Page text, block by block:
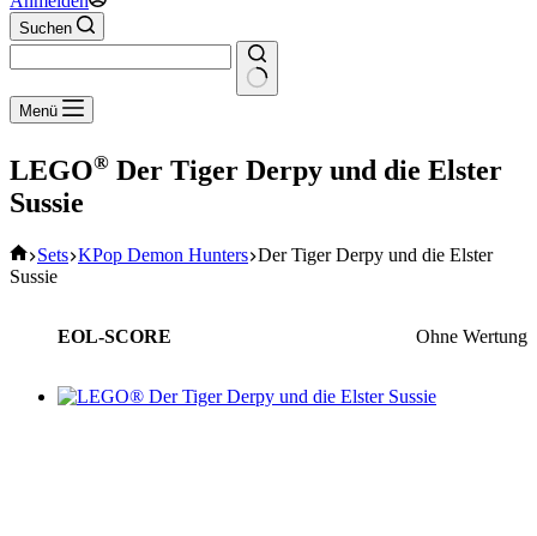
Suchen
Keine
Ergebnisse
Menü
LEGO® Der Tiger Derpy und die Elster
Sussie
Start
Sets KPop Demon Hunters Der Tiger Derpy und die Elster
Sussie
EOL-SCORE Ohne Wertung